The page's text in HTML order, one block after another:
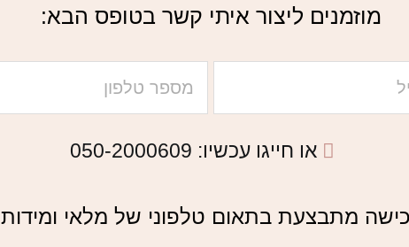
מוזמנים ליצור איתי קשר בטופס הבא:
או חייגו עכשיו: 050-2000609​
מתבצעת בתאום טלפוני של מלאי ומידות